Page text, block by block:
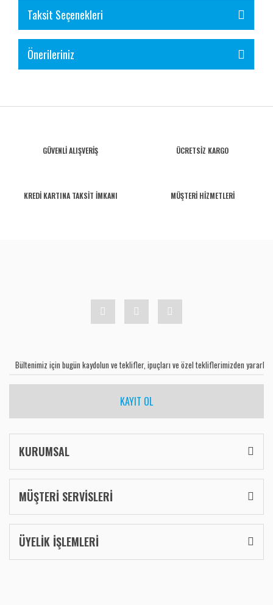
Taksit Seçenekleri
Önerileriniz
GÜVENLİ ALIŞVERİŞ ÜCRETSİZ KARGO
KREDİ KARTINA TAKSİT İMKANI MÜŞTERİ HİZMETLERİ
KAYIT OL
KURUMSAL
MÜŞTERİ SERVİSLERİ
ÜYELİK İŞLEMLERİ